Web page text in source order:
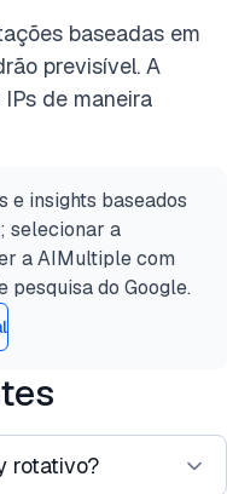
baseadas em
previsível. A
de maneira
e insights baseados
selecionar a
a AIMultiple com
pesquisa do Google.
rotativo?